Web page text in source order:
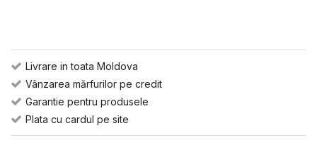
Livrare in toata Moldova
Vânzarea mărfurilor pe credit
Garantie pentru produsele
Plata cu cardul pe site